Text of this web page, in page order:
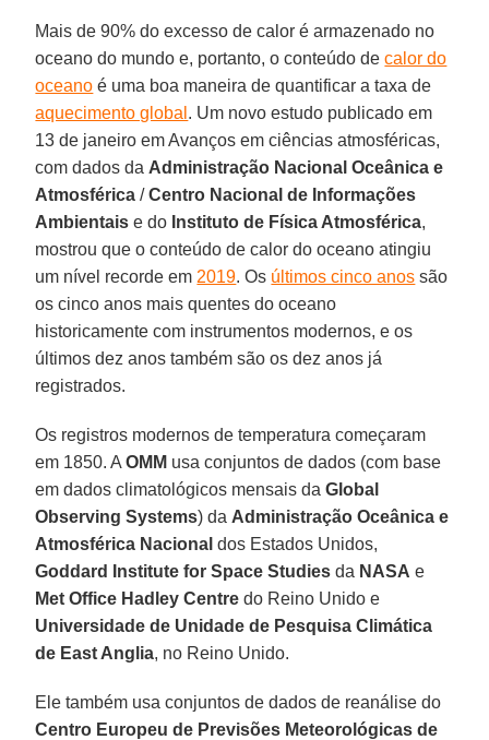
Mais de 90% do excesso de calor é armazenado no
oceano do mundo e, portanto, o conteúdo decalor do
oceano é uma boa maneira de quantificar a taxa de
aquecimento global . Um novo estudo publicado em
13 de janeiro em Avanços em ciências atmosféricas,
com dados da Administração Nacional Oceânica e
Atmosférica /Centro Nacional de Informações
Ambientais e do Instituto de Física Atmosférica,
mostrou que o conteúdo de calor do oceano atingiu
um nível recorde em 2019. Os últimos cinco anos são
os cinco anos mais quentes do oceano
historicamente com instrumentos modernos, e os
últimos dez anos também são os dez anos já
registrados.
Os registros modernos de temperatura começaram
em 1850. AOMM usa conjuntos de dados (com base
em dados climatológicos mensais daGlobal
Observing Systems) da Administração Oceânica e
Atmosférica Nacionaldos Estados Unidos,
Goddard Institute for Space Studiesda NASA e
Met Office Hadley Centredo Reino Unido e
Universidade de Unidade de Pesquisa Climática
de East Anglia, no Reino Unido.
Ele também usa conjuntos de dados de reanálise do
Centro Europeu de Previsões Meteorológicas de